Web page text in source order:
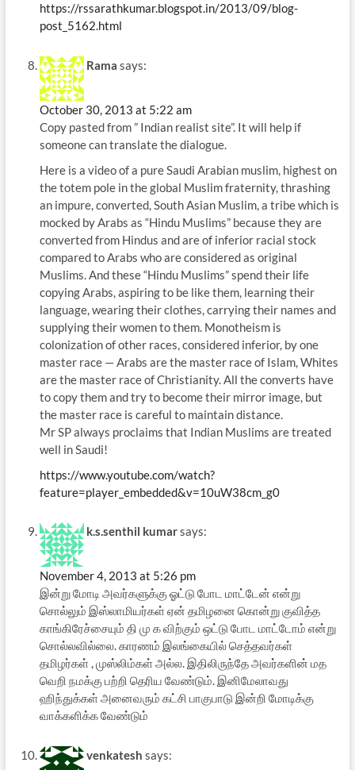
https://rssarathkumar.blogspot.in/2013/09/blog-
post_5162.html
Rama says:
October 30, 2013 at 5:22 am
Copy pasted from ” Indian realist site”. It will help if
someone can translate the dialogue.
Here is a video of a pure Saudi Arabian muslim, highest on
the totem pole in the global Muslim fraternity, thrashing
an impure, converted, South Asian Muslim, a tribe which is
mocked by Arabs as “Hindu Muslims” because they are
converted from Hindus and are of inferior racial stock
compared to Arabs who are considered as original
Muslims. And these “Hindu Muslims” spend their life
copying Arabs, aspiring to be like them, learning their
language, wearing their clothes, carrying their names and
supplying their women to them. Monotheism is
colonization of other races, considered inferior, by one
master race — Arabs are the master race of Islam, Whites
are the master race of Christianity. All the converts have
to copy them and try to become their mirror image, but
the master race is careful to maintain distance.
Mr SP always proclaims that Indian Muslims are treated
well in Saudi!
https://www.youtube.com/watch?
feature=player_embedded&v=10uW38cm_g0
k.s.senthil kumarsays:
November 4, 2013 at 5:26 pm
இன்று மோடி அவர்களுக்கு ஓட்டு போட மாட்டேன் என்று
சொல்லும் இஸ்லாமியர்கள் ஏன் தமிழனை கொன்று குவித்த
காங்கிரேச்சையும் தி மு க விற்கும் ஒட்டு போட மாட்டோம் என்று
சொல்லவில்லை. காரணம் இலங்கையில் செத்தவர்கள்
தமிழர்கள் , முஸ்லிம்கள் அல்ல. இதிலிருந்தே அவர்களின் மத
வெறி நமக்கு பற்றி தெரிய வேண்டும். இனிமேலாவது
ஹிந்துக்கள் அனைவரும் கட்சி பாகுபாடு இன்றி மோடிக்கு
வாக்களிக்க வேண்டும்
venkatesh says: